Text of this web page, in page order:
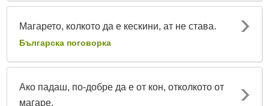
Магарето, колкото да е кескини, ат не става.
Българска поговорка
Ако падаш, по-добре да е от кон, отколкото от
магаре.